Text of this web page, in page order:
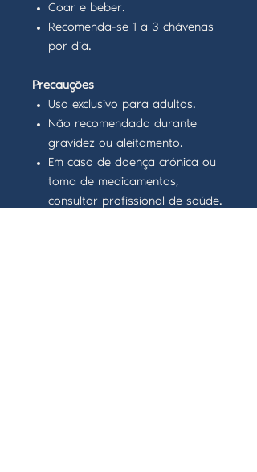
Coar e beber.
Recomenda-se 1 a 3 chávenas
por dia.
Precauções
Uso exclusivo para adultos.
Não recomendado durante
gravidez ou aleitamento.
Em caso de doença crónica ou
toma de medicamentos,
consultar profissional de saúde.